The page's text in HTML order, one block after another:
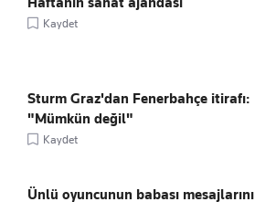
Kaydet
Sturm Graz'dan Fenerbahçe itirafı:
"Mümkün değil"
Kaydet
Ünlü oyuncunun babası mesajlarını